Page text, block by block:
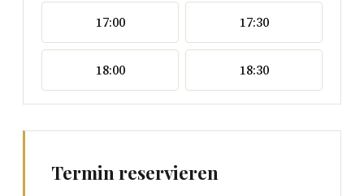
17:00 17:30
18:00 18:30
Termin reservieren